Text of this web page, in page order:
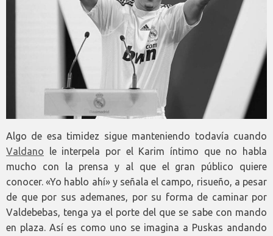
Algo de esa timidez sigue manteniendo todavía cuando
Valdano le interpela por el Karim íntimo que no habla
mucho con la prensa y al que el gran público quiere
conocer. «Yo hablo ahí» y señala el campo, risueño, a pesar
de que por sus ademanes, por su forma de caminar por
Valdebebas, tenga ya el porte del que se sabe con mando
en plaza. Así es como uno se imagina a Puskas andando